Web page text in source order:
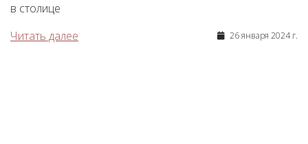
в столице
Читать далее
26 января 2024 г.